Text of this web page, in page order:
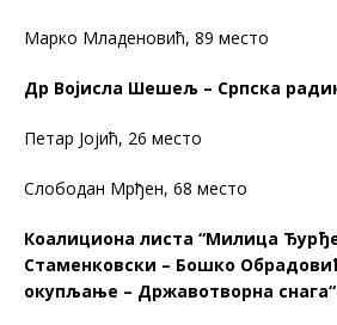
Марко Младеновић, 89 место
Др Војисла Шешељ – Српска
Петар Јојић, 26 место
Слободан Мрђен, 68 место
Коалициона листа “Милица
Стаменковски – Бошко
окупљање – Државотворна снага“